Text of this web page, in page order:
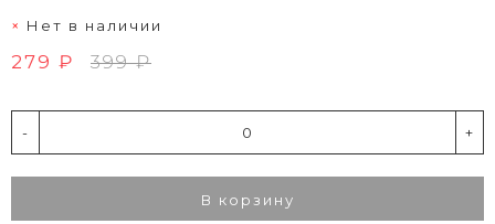
Нет в наличии
279 ₽ 399 ₽
- +
В корзину